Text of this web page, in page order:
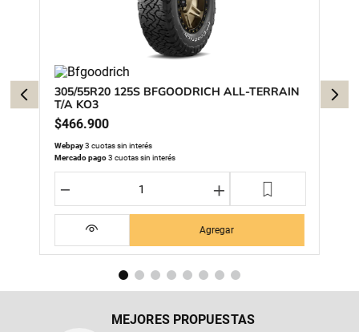
305/55R20 125S BFGOODRICH ALL-TERRAIN
T/A KO3
$466.900
Webpay3 cuotas sin interés
Mercado pago3 cuotas sin interés
＋
－
Agregar
MEJORES PROPUESTAS